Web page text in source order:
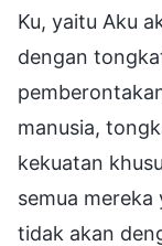
Ku, yaitu Aku
dengan
manusia,
kekuatan
semua mereka
tidak akan